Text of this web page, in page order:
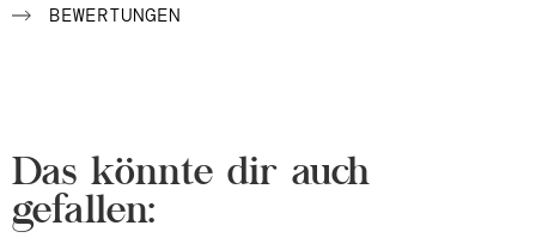
BEWERTUNGEN
Das könnte dir auch
gefallen: